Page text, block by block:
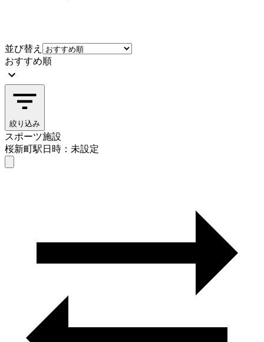
並び替え
おすすめ順
絞り込み
スポーツ施設
桜新町駅日時：未設定